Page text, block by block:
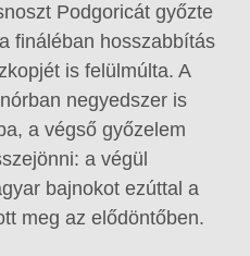
Podgoricát győzte
fináléban hosszabbítás
is felülmúlta. A
negyedszer is
a végső győzelem
a végül
bajnokot ezúttal a
meg az elődöntőben.